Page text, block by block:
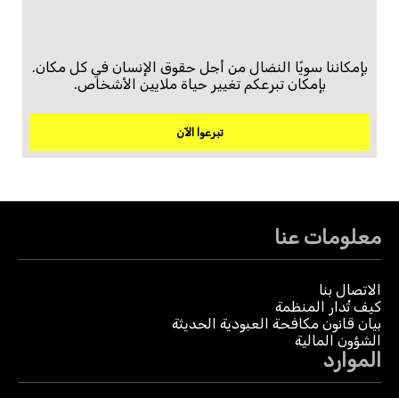
بإمكاننا سويًا النضال من أجل حقوق الإنسان في كل مكان.
بإمكان تبرعكم تغيير حياة ملايين الأشخاص.
تبرعوا الآن
معلومات عنا
الاتصال بنا
كيف تُدار المنظمة
بيان قانون مكافحة العبودية الحديثة
الشؤون المالية
الموارد